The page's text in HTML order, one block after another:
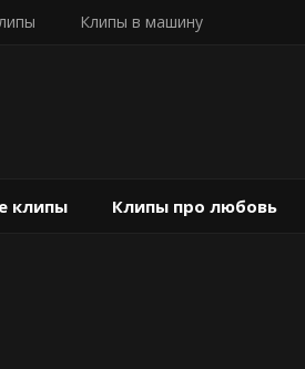
Клипы в машину
клипы Клипы про любовь